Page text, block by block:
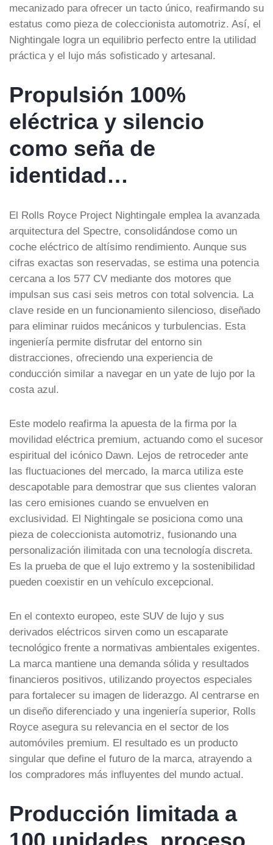
mecanizado para ofrecer un tacto único, reafirmando su
estatus como pieza de coleccionista automotriz. Así, el
Nightingale logra un equilibrio perfecto entre la utilidad
práctica y el lujo más sofisticado y artesanal.
Propulsión 100%
eléctrica y silencio
como seña de
identidad…
El Rolls Royce Project Nightingale emplea la avanzada
arquitectura del Spectre, consolidándose como un
coche eléctrico de altísimo rendimiento. Aunque sus
cifras exactas son reservadas, se estima una potencia
cercana a los 577 CV mediante dos motores que
impulsan sus casi seis metros con total solvencia. La
clave reside en un funcionamiento silencioso, diseñado
para eliminar ruidos mecánicos y turbulencias. Esta
ingeniería permite disfrutar del entorno sin
distracciones, ofreciendo una experiencia de
conducción similar a navegar en un yate de lujo por la
costa azul.
Este modelo reafirma la apuesta de la firma por la
movilidad eléctrica premium, actuando como el sucesor
espiritual del icónico Dawn. Lejos de retroceder ante
las fluctuaciones del mercado, la marca utiliza este
descapotable para demostrar que sus clientes valoran
las cero emisiones cuando se envuelven en
exclusividad. El Nightingale se posiciona como una
pieza de coleccionista automotriz, fusionando una
personalización ilimitada con una tecnología discreta.
Es la prueba de que el lujo extremo y la sostenibilidad
pueden coexistir en un vehículo excepcional.
En el contexto europeo, este SUV de lujo y sus
derivados eléctricos sirven como un escaparate
tecnológico frente a normativas ambientales exigentes.
La marca mantiene una demanda sólida y resultados
financieros positivos, utilizando proyectos especiales
para fortalecer su imagen de liderazgo. Al centrarse en
un diseño diferenciado y una ingeniería superior, Rolls
Royce asegura su relevancia en el sector de los
automóviles premium. El resultado es un producto
singular que define el futuro de la marca, atrayendo a
los compradores más influyentes del mundo actual.
Producción limitada a